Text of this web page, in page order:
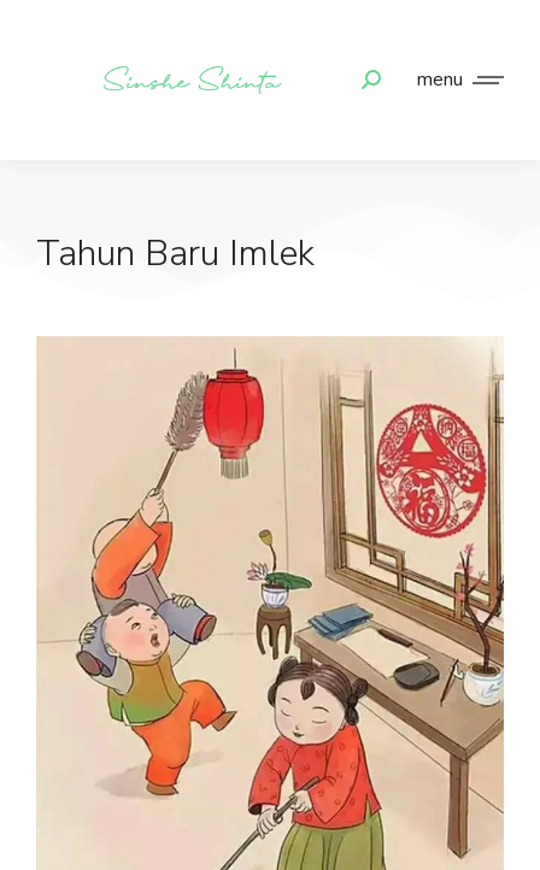
menu
Tahun Baru Imlek